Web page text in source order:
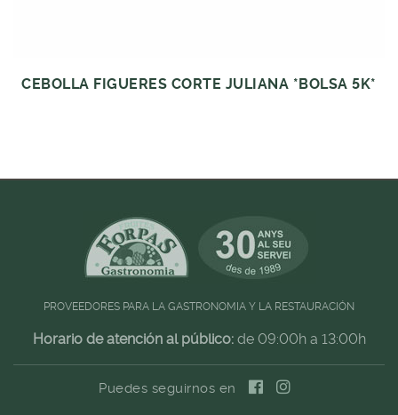
CEBOLLA FIGUERES CORTE JULIANA *BOLSA 5K*
PROVEEDORES PARA LA GASTRONOMIA Y LA RESTAURACIÓN
Horario de atención al público:de 09:00h a 13:00h
Puedes seguirnos en